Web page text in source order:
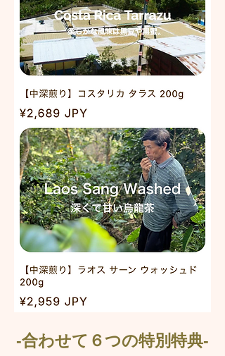
-合わせて６つの特別特典-